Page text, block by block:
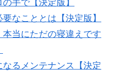
手で【決定版】
なこととは【決定版】
本当にただの寝違えです
るメンテナンス【決定